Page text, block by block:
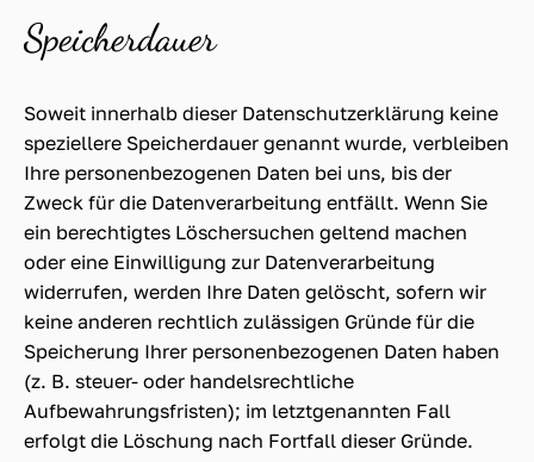
Speicherdauer
Soweit innerhalb dieser Datenschutzerklärung keine
speziellere Speicherdauer genannt wurde, verbleiben
Ihre personenbezogenen Daten bei uns, bis der
Zweck für die Datenverarbeitung entfällt. Wenn Sie
ein berechtigtes Löschersuchen geltend machen
oder eine Einwilligung zur Datenverarbeitung
widerrufen, werden Ihre Daten gelöscht, sofern wir
keine anderen rechtlich zulässigen Gründe für die
Speicherung Ihrer personenbezogenen Daten haben
(z. B. steuer- oder handelsrechtliche
Aufbewahrungsfristen); im letztgenannten Fall
erfolgt die Löschung nach Fortfall dieser Gründe.